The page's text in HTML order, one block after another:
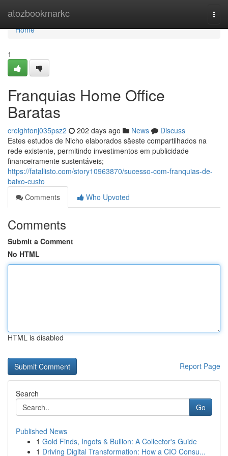
atozbookmarkc
Home
Home
1
Franquias Home Office
Baratas
creightonj035psz2 202 days ago News
Discuss
Estes estudos de Nicho elaborados sãeste compartilhados na
rede existente, permitindo investimentos em publicidade
financeiramente sustentáveis;
https://fatallisto.com/story10963870/sucesso-com-franquias-de-
baixo-custo
Comments
Who Upvoted
Comments
Submit a Comment
No HTML
HTML is disabled
Report Page
Search
Go
Published News
1 Gold Finds, Ingots & Bullion: A Collector's Guide
1 Driving Digital Transformation: How a CIO Consu...